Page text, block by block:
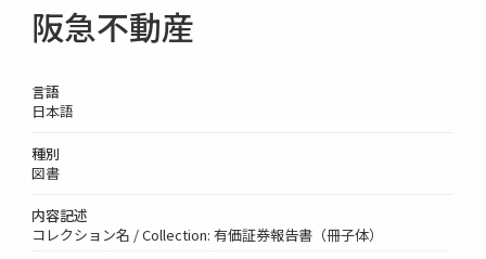
阪急不動産
言語
日本語
種別
図書
内容記述
コレクション名 / Collection: 有価証券報告書（冊子体）